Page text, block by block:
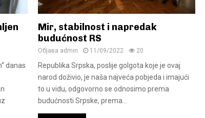
danas
Mir, stabilnost i napredak
budućnost RS
Објава admin 11/09/2022 20
Republika Srpska, poslije golgota koje je ovaj
narod doživio, je naša najveća pobjeda i imajući
to u vidu, odgovorno se odnosimo prema
budućnosti Srpske, prema...